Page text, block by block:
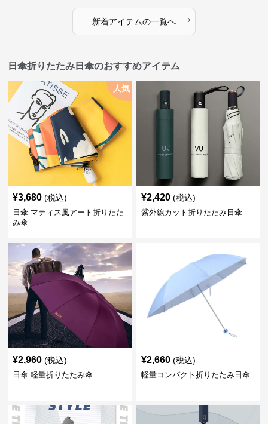
新着アイテムの一覧へ ›
日傘折りたたみ日傘のおすすめアイテム
人気
¥3,680 (税込)
日傘 マティス風アート折りたた
み傘
¥2,420 (税込)
紫外線カット折りたたみ日傘
¥2,960 (税込)
日傘 軽量折りたたみ傘
¥2,660 (税込)
軽量コンパクト折りたたみ日傘